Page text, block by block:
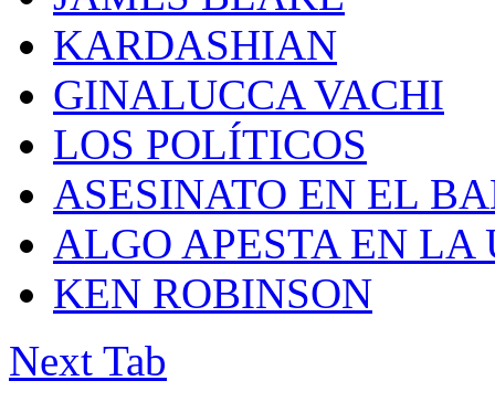
KARDASHIAN
GINALUCCA VACHI
LOS POLÍTICOS
ASESINATO EN EL
ALGO APESTA EN
KEN ROBINSON
Next Tab